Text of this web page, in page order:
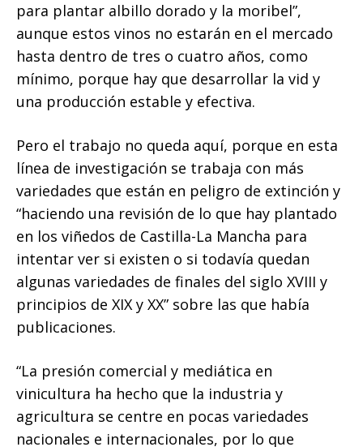
para plantar albillo dorado y la moribel”,
aunque estos vinos no estarán en el mercado
hasta dentro de tres o cuatro años, como
mínimo, porque hay que desarrollar la vid y
una producción estable y efectiva.
Pero el trabajo no queda aquí, porque en esta
línea de investigación se trabaja con más
variedades que están en peligro de extinción y
“haciendo una revisión de lo que hay plantado
en los viñedos de Castilla-La Mancha para
intentar ver si existen o si todavía quedan
algunas variedades de finales del siglo XVIII y
principios de XIX y XX” sobre las que había
publicaciones.
“La presión comercial y mediática en
vinicultura ha hecho que la industria y
agricultura se centre en pocas variedades
nacionales e internacionales, por lo que